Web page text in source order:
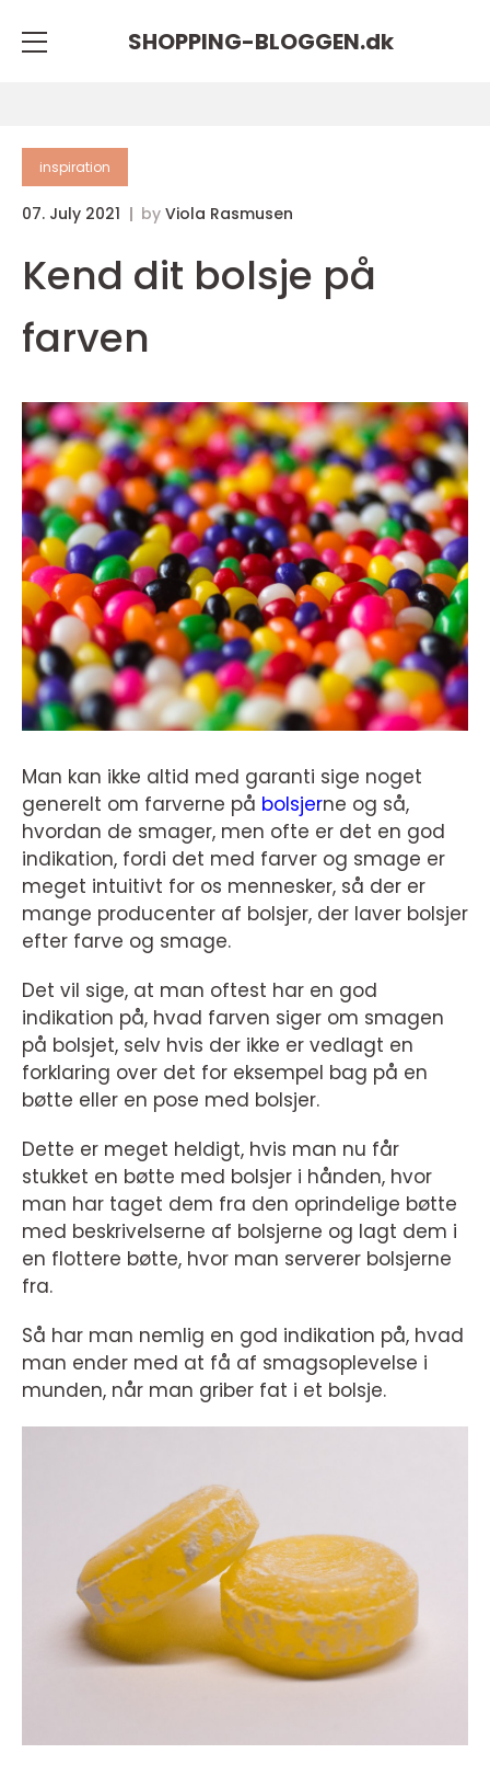
SHOPPING-BLOGGEN.dk
inspiration
07. July 2021 by Viola Rasmusen
Kend dit bolsje på
farven
Man kan ikke altid med garanti sige noget
generelt om farverne på bolsjerne og så,
hvordan de smager, men ofte er det en god
indikation, fordi det med farver og smage er
meget intuitivt for os mennesker, så der er
mange producenter af bolsjer, der laver bolsjer
efter farve og smage.
Det vil sige, at man oftest har en god
indikation på, hvad farven siger om smagen
på bolsjet, selv hvis der ikke er vedlagt en
forklaring over det for eksempel bag på en
bøtte eller en pose med bolsjer.
Dette er meget heldigt, hvis man nu får
stukket en bøtte med bolsjer i hånden, hvor
man har taget dem fra den oprindelige bøtte
med beskrivelserne af bolsjerne og lagt dem i
en flottere bøtte, hvor man serverer bolsjerne
fra.
Så har man nemlig en god indikation på, hvad
man ender med at få af smagsoplevelse i
munden, når man griber fat i et bolsje.